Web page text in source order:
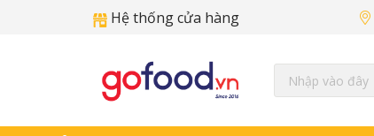
Hệ thống cửa hàng